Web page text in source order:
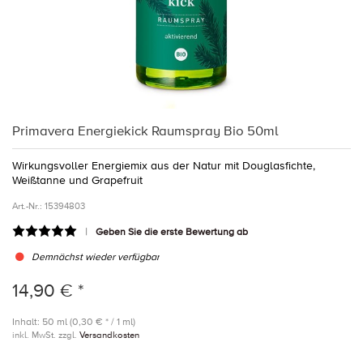
Primavera Energiekick Raumspray Bio 50ml
Wirkungsvoller Energiemix aus der Natur mit Douglasfichte,
Weißtanne und Grapefruit
Art.-Nr.: 15394803
Geben Sie die erste Bewertung ab
Demnächst wieder verfügbar
14,90 € *
Inhalt: 50 ml (0,30 € * / 1 ml)
inkl. MwSt. zzgl. Versandkosten